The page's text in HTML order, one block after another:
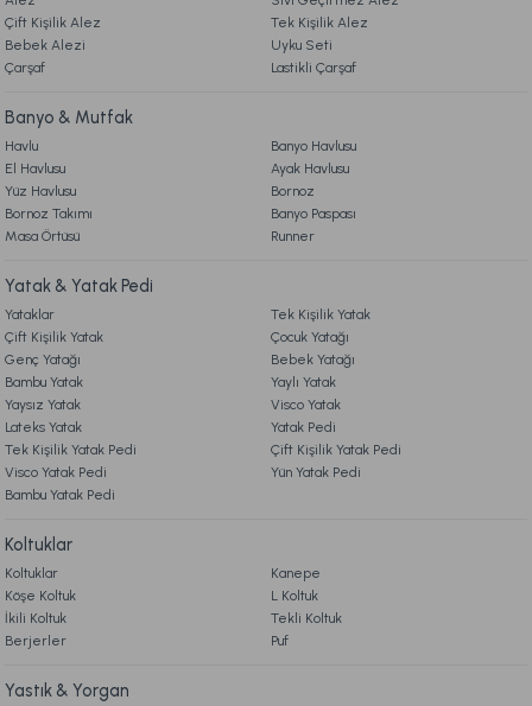
Gönder
5. İADE & DEĞİŞİM
7. KAMPANYA & İNDİRİMLER
9. YATAK & KOLTUK SİPARİŞ VE İADE İŞLEMLERİ
Bohem Modüler Koltuk 200 X 100 cm - Gümüş
Bohem Modüler Koltuk 200 X 100 cm - Kiremit
13.990,00 TL
Bohem Modüler Koltuk 200 X 100 cm - Krem
Bohem Modüler Koltuk 200 X 100 cm - Bej
Çift Kişilik Alez
Tek Kişilik Alez
Bebek Alezi
Uyku Seti
Çarşaf
Lastikli Çarşaf
Banyo & Mutfak
Havlu
Banyo Havlusu
El Havlusu
Ayak Havlusu
Yüz Havlusu
Bornoz
Bornoz Takımı
Banyo Paspası
Masa Örtüsü
Runner
Yatak & Yatak Pedi
Yataklar
Tek Kişilik Yatak
Çift Kişilik Yatak
Çocuk Yatağı
Genç Yatağı
Bebek Yatağı
Bambu Yatak
Yaylı Yatak
Yaysız Yatak
Visco Yatak
Lateks Yatak
Yatak Pedi
Tek Kişilik Yatak Pedi
Çift Kişilik Yatak Pedi
Visco Yatak Pedi
Yün Yatak Pedi
Bambu Yatak Pedi
Koltuklar
Koltuklar
Kanepe
Köşe Koltuk
L Koltuk
İkili Koltuk
Tekli Koltuk
Berjerler
Puf
Yastık & Yorgan